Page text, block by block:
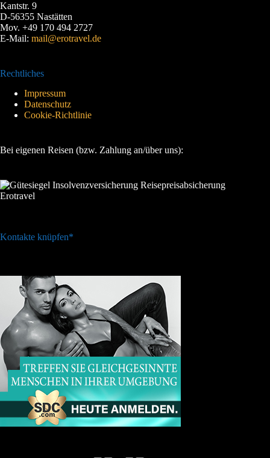
Kantstr. 9
D-56355 Nastätten
Mov. +49 170 494 2727
E-Mail: mail@erotravel.de
Rechtliches
Impressum
Datenschutz
Cookie-Richtlinie
Bei eigenen Reisen (bzw. Zahlung an/über uns):
Kontakte knüpfen*